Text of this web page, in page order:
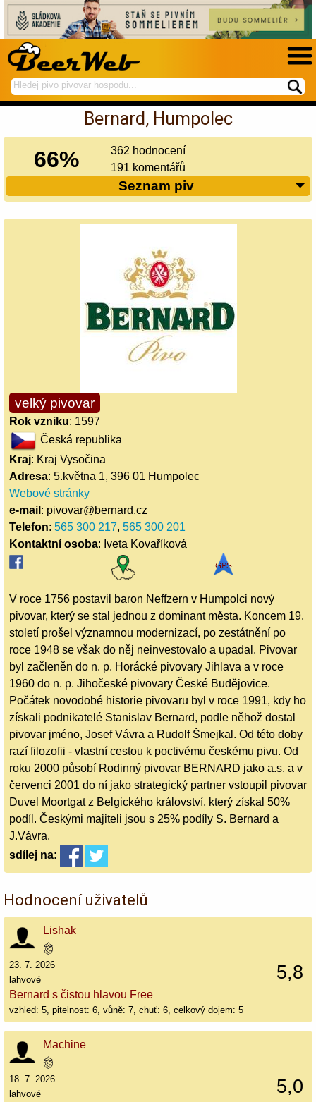
hledej
na
spustí
hledání
Bernard, Humpolec
66%
362 hodnocení
191 komentářů
Seznam piv
velký pivovar
Rok vzniku: 1597
Česká republika
Kraj: Kraj Vysočina
Adresa: 5.května 1, 396 01 Humpolec
Webové stránky
e-mail : pivovar@bernard.cz
Telefon: 565 300 217, 565 300 201
Kontaktní osoba: Iveta Kovaříková
V roce 1756 postavil baron Neffzern v Humpolci nový
pivovar, který se stal jednou z dominant města. Koncem 19.
století prošel významnou modernizací, po zestátnění po
roce 1948 se však do něj neinvestovalo a upadal. Pivovar
byl začleněn do n. p. Horácké pivovary Jihlava a v roce
1960 do n. p. Jihočeské pivovary České Budějovice.
Počátek novodobé historie pivovaru byl v roce 1991, kdy ho
získali podnikatelé Stanislav Bernard, podle něhož dostal
pivovar jméno, Josef Vávra a Rudolf Šmejkal. Od této doby
razí filozofii - vlastní cestou k poctivému českému pivu. Od
roku 2000 působí Rodinný pivovar BERNARD jako a.s. a v
červenci 2001 do ní jako strategický partner vstoupil pivovar
Duvel Moortgat z Belgického království, který získal 50%
podíl. Českými majiteli jsou s 25% podíly S. Bernard a
J.Vávra.
sdílej na:
Hodnocení uživatelů
Lishak
5,8
23. 7. 2026
lahvové
Bernard s čistou hlavou Free
vzhled: 5, pitelnost: 6, vůně: 7, chuť: 6, celkový dojem: 5
Machine
5,0
18. 7. 2026
lahvové